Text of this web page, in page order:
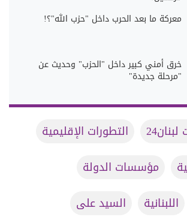
معركة ما بعد الحرب داخل "حزب الله"؟!
خرق أمني كبير داخل "الحزب" وحديث عن
"مرحلة جديدة"
التطورات الإقليمية
مؤسسات الدولة
اللبنانية
السيد على